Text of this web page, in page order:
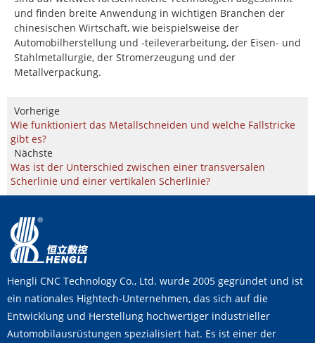
und finden breite Anwendung in wichtigen Branchen der
chinesischen Wirtschaft, wie beispielsweise der
Automobilherstellung und -teileverarbeitung, der Eisen- und
Stahlmetallurgie, der Stromerzeugung und der
Metallverpackung.
Vorherige
Wie funktioniert das Metallschneiden und welche Fallstricke
gibt es?
Nächste
Was ist der Unterschied zwischen einer transversalen
Scherlinie und einer vertikalen Scherlinie?
Hengli CNC Technology Co., Ltd. wurde 2005 gegründet und ist
ein nationales Hightech-Unternehmen, das sich auf die
Entwicklung und Herstellung hochwertiger industrieller
Automobilausrüstungen spezialisiert hat. Es ist einer der